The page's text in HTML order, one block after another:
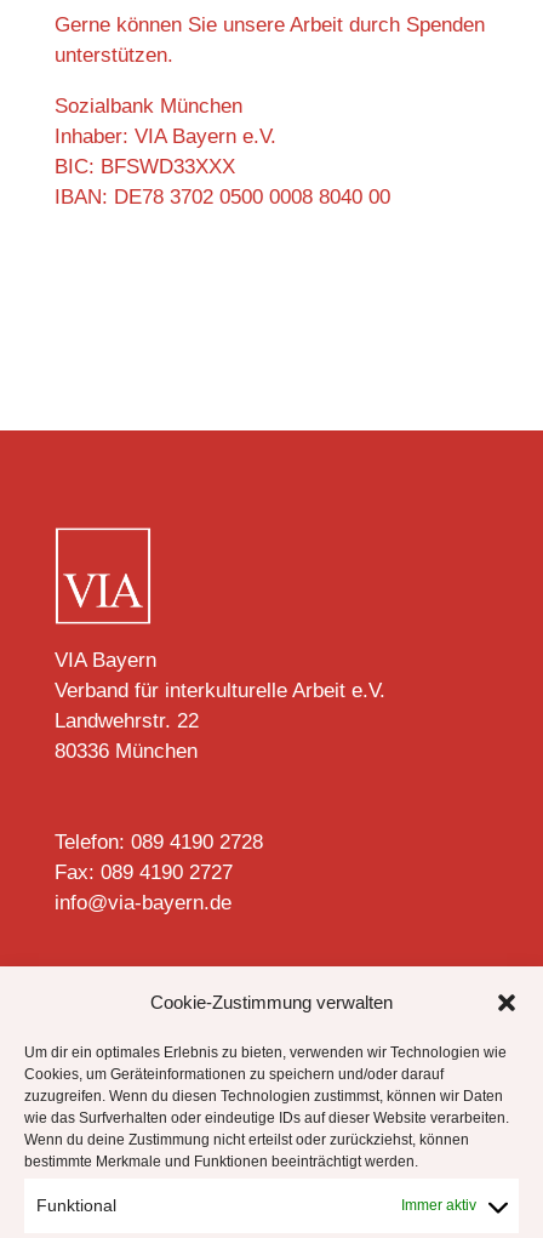
Cookie-Zustimmung verwalten
Um dir ein optimales Erlebnis zu bieten, verwenden wir Technologien wie
Cookies, um Geräteinformationen zu speichern und/oder darauf
zuzugreifen. Wenn du diesen Technologien zustimmst, können wir Daten
wie das Surfverhalten oder eindeutige IDs auf dieser Website verarbeiten.
Wenn du deine Zustimmung nicht erteilst oder zurückziehst, können
bestimmte Merkmale und Funktionen beeinträchtigt werden.
Funktional Immer aktiv
Gerne können Sie unsere Arbeit durch Spenden
unterstützen.
Sozialbank München
Inhaber: VIA Bayern e.V.
BIC: BFSWD33XXX
IBAN: DE78 3702 0500 0008 8040 00
VIA Bayern
Verband für interkulturelle Arbeit e.V.
Landwehrstr. 22
80336 München
Telefon: 089 4190 2728
Fax: 089 4190 2727
info@via-bayern.de
Datenschutzhinweise
Impressum
Cookie-Richtlinie (EU)